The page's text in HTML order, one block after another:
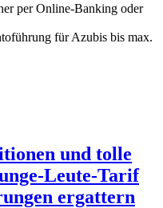
per Online-Banking oder
für Azubis bis max.
und tolle
Leute-Tarif
ergattern